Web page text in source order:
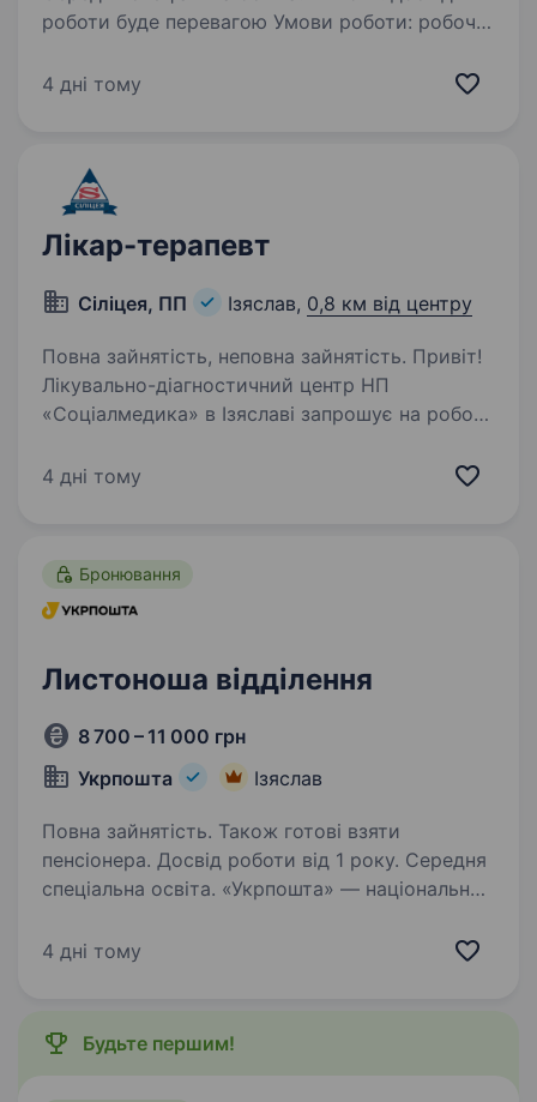
роботи буде перевагою Умови роботи: робоче
працевлаштування Обов’язки: Проведення
4 дні тому
Лікар-терапевт
Сіліцея, ПП Ізяслав, 0,8 км від центру
Повна зайнятість, неповна зайнятість. Привіт!
Лікувально-діагностичний центр НП
«Соціалмедика» в Ізяславі запрошує на роботу
допомагати людям, розвиватися у професії
4 дні тому
Бронювання
Листоноша відділення
8 700 – 11 000 грн
Укрпошта
Ізяслав
Повна зайнятість. Також готові взяти
пенсіонера. Досвід роботи від 1 року. Середня
спеціальна освіта. «Укрпошта» — національний
відповідальний роботодавець. Сьогодні
підвищенням ефективності логістичних…
4 дні тому
Будьте першим!